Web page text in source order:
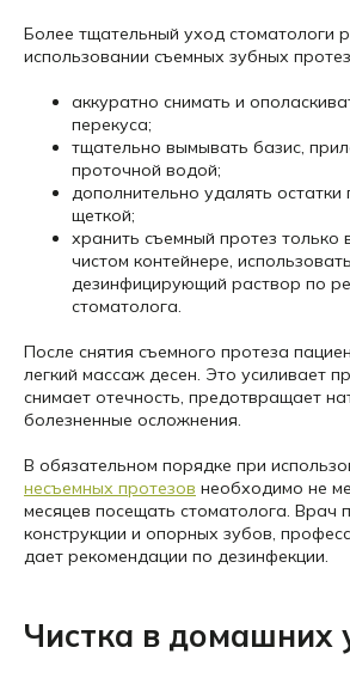
Более тщательный уход стоматологи
использовании съемных зубных
аккуратно снимать и
перекуса;
тщательно вымывать базис,
проточной водой;
дополнительно удалять остатки
щеткой;
хранить съемный протез только
чистом контейнере, использовать
дезинфицирующий раствор по
стоматолога.
После снятия съемного протеза
легкий массаж десен. Это усиливает
снимает отечность, предотвращает
болезненные осложнения.
В обязательном порядке при
несъемных протезов необходимо не
месяцев посещать стоматолога. Врач
конструкции и опорных зубов,
дает рекомендации по дезинфекции.
Чистка в домашних